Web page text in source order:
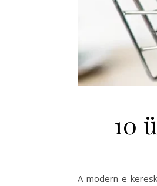
10
A modern e-